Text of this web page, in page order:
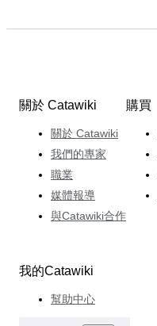
關於 Catawiki
關於 Catawiki
我們的專家
職業
媒體報導
與Catawiki合作
購買
我的Catawiki
幫助中心